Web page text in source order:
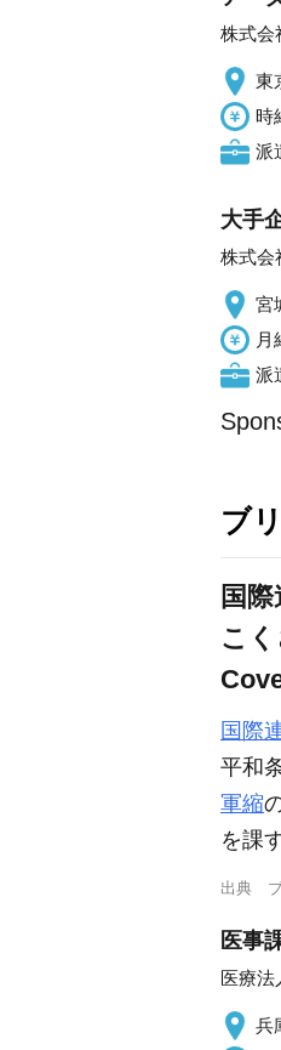
株式会
東
時
派
大手
株式会
宮
月
派
ブ
国
こ
国際
平和
軍縮
を課
出典
医事
医療法
兵